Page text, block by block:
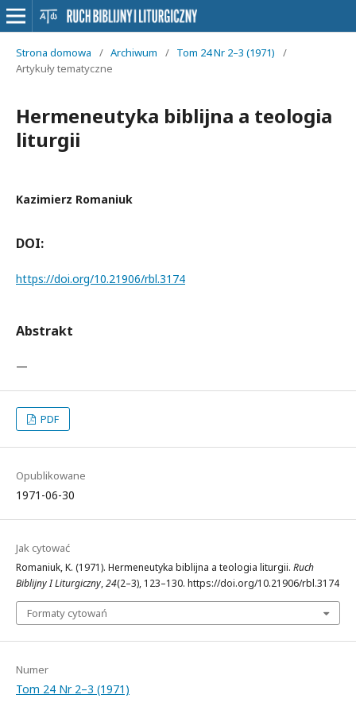
Strona domowa / Archiwum / Tom 24 Nr 2–3 (1971)
/
Artykuły tematyczne
Hermeneutyka biblijna a teologia
liturgii
Kazimierz Romaniuk
DOI:
https://doi.org/10.21906/rbl.3174
Abstrakt
—
PDF
Opublikowane
1971-06-30
Jak cytować
Romaniuk, K. (1971). Hermeneutyka biblijna a teologia liturgii. Ruch
Biblijny I Liturgiczny,24(2–3), 123–130. https://doi.org/10.21906/rbl.3174
Formaty cytowań
Numer
Tom 24 Nr 2–3 (1971)